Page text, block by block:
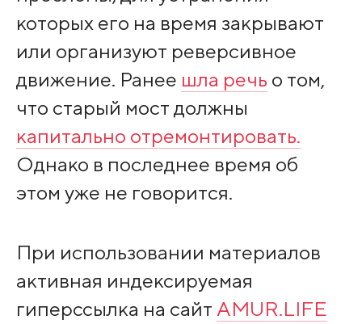
которых его на время закрывают
или организуют реверсивное
движение. Ранее шла речь о том,
что старый мост должны
капитально отремонтировать.
Однако в последнее время об
этом уже не говорится.
При использовании материалов
активная индексируемая
гиперссылка на сайт AMUR.LIFE